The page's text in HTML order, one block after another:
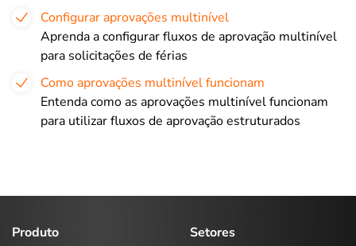
Configurar aprovações multinível
Aprenda a configurar fluxos de aprovação multinível
para solicitações de férias
Como aprovações multinível funcionam
Entenda como as aprovações multinível funcionam
para utilizar fluxos de aprovação estruturados
Produto
Setores